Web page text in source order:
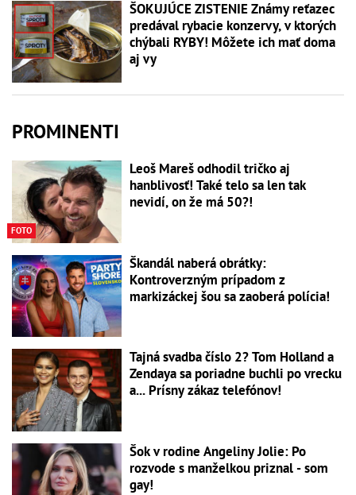
ŠOKUJÚCE ZISTENIE Známy reťazec
predával rybacie konzervy, v ktorých
chýbali RYBY! Môžete ich mať doma
aj vy
PROMINENTI
FOTO
Leoš Mareš odhodil tričko aj
hanblivosť! Také telo sa len tak
nevidí, on že má 50?!
Škandál naberá obrátky:
Kontroverzným prípadom z
markizáckej šou sa zaoberá polícia!
Tajná svadba číslo 2? Tom Holland a
Zendaya sa poriadne buchli po vrecku
a... Prísny zákaz telefónov!
Šok v rodine Angeliny Jolie: Po
rozvode s manželkou priznal - som
gay!